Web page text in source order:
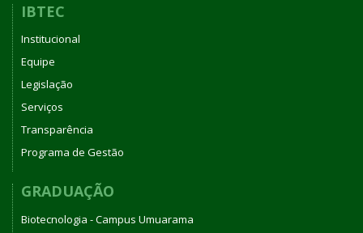
IBTEC
Institucional
Equipe
Legislação
Serviços
Transparência
Programa de Gestão
GRADUAÇÃO
Biotecnologia - Campus Umuarama